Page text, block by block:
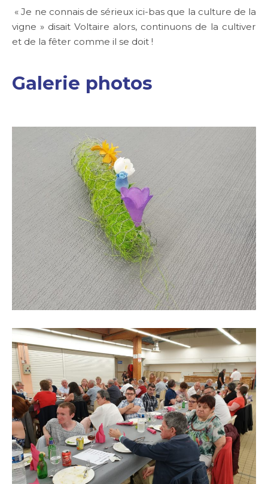
« Je ne connais de sérieux ici-bas que la culture de la
vigne » disait Voltaire alors, continuons de la cultiver
et de la fêter comme il se doit !
Galerie photos